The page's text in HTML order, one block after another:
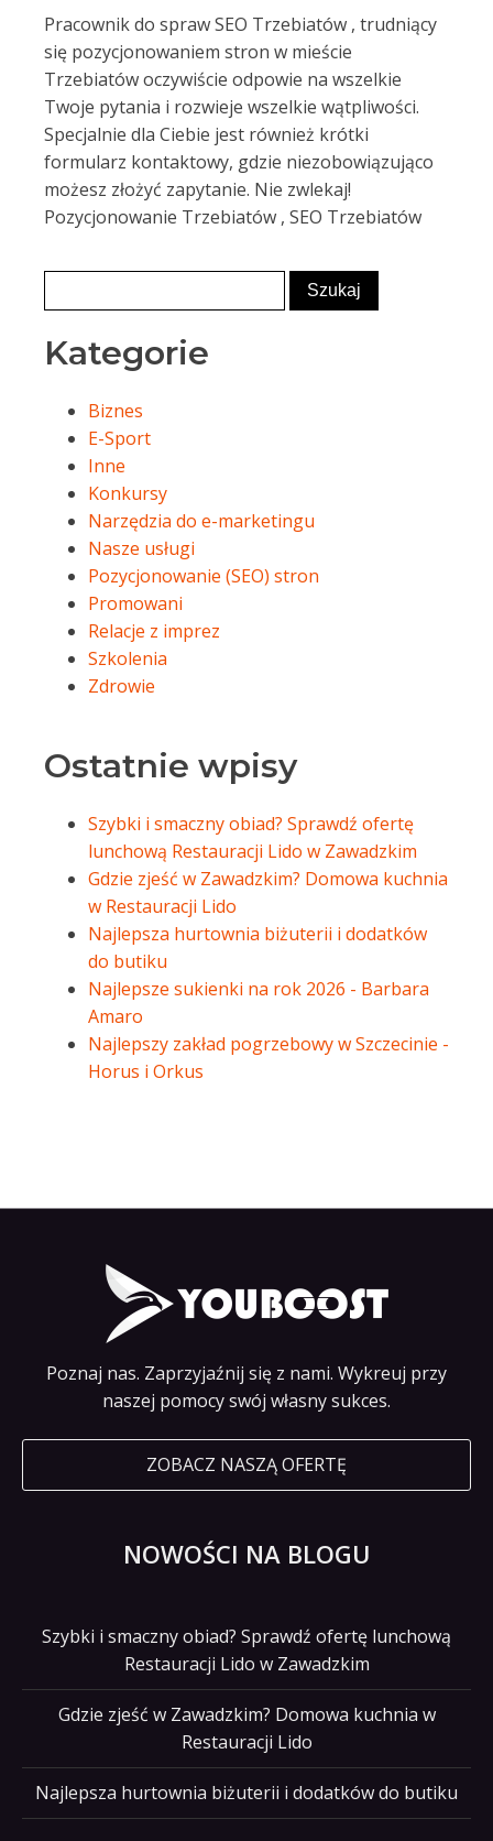
Pracownik do spraw SEO Trzebiatów , trudniący
się pozycjonowaniem stron w mieście
Trzebiatów oczywiście odpowie na wszelkie
Twoje pytania i rozwieje wszelkie wątpliwości.
Specjalnie dla Ciebie jest również krótki
formularz kontaktowy, gdzie niezobowiązująco
możesz złożyć zapytanie. Nie zwlekaj!
Pozycjonowanie Trzebiatów , SEO Trzebiatów
Kategorie
Biznes
E-Sport
Inne
Konkursy
Narzędzia do e-marketingu
Nasze usługi
Pozycjonowanie (SEO) stron
Promowani
Relacje z imprez
Szkolenia
Zdrowie
Ostatnie wpisy
Szybki i smaczny obiad? Sprawdź ofertę
lunchową Restauracji Lido w Zawadzkim
Gdzie zjeść w Zawadzkim? Domowa kuchnia
w Restauracji Lido
Najlepsza hurtownia biżuterii i dodatków
do butiku
Najlepsze sukienki na rok 2026 - Barbara
Amaro
Najlepszy zakład pogrzebowy w Szczecinie -
Horus i Orkus
Poznaj nas. Zaprzyjaźnij się z nami. Wykreuj przy
naszej pomocy swój własny sukces.
ZOBACZ NASZĄ OFERTĘ
NOWOŚCI NA BLOGU
Szybki i smaczny obiad? Sprawdź ofertę lunchową
Restauracji Lido w Zawadzkim
Gdzie zjeść w Zawadzkim? Domowa kuchnia w
Restauracji Lido
Najlepsza hurtownia biżuterii i dodatków do butiku